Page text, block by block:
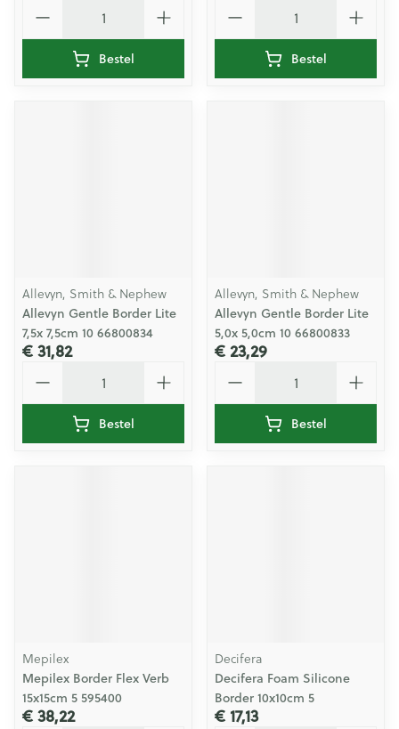
Bestel Bestel
Allevyn, Smith & Nephew
Allevyn Gentle Border Lite
7,5x 7,5cm 10 66800834
€ 31,82
Bestel
Allevyn, Smith & Nephew
Allevyn Gentle Border Lite
5,0x 5,0cm 10 66800833
€ 23,29
Bestel
Mepilex
Mepilex Border Flex Verb
15x15cm 5 595400
€ 38,22
Decifera
Decifera Foam Silicone
Border 10x10cm 5
€ 17,13